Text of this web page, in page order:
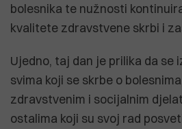
bolesnika te nužnosti
kvalitete zdravstvene skrbi i
Ujedno, taj dan je prilika da se
svima koji se skrbe o
zdravstvenim i socijalnim
ostalima koji su svoj rad